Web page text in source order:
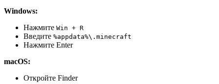
Windows:
Нажмите Win + R
Введите %appdata%\.minecraft
Нажмите Enter
macOS:
Откройте Finder